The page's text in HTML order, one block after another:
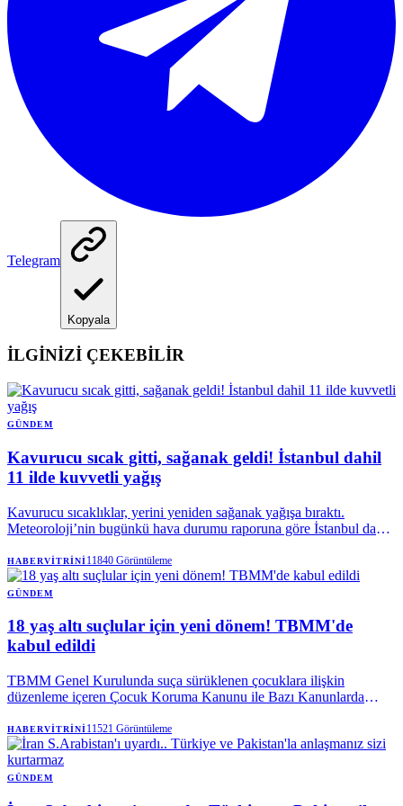
Telegram
Kopyala
İLGİNİZİ ÇEKEBİLİR
GÜNDEM
Kavurucu sıcak gitti, sağanak geldi! İstanbul dahil
11 ilde kuvvetli yağış
Kavurucu sıcaklıklar, yerini yeniden sağanak yağışa bıraktı.
Meteoroloji’nin bugünkü hava durumu raporuna göre İstanbul dahil
illerde kuvvetli olacak? Kaç gün sürecek? İşte son uyarılar…
HABERVITRINI11840 Görüntüleme
GÜNDEM
18 yaş altı suçlular için yeni dönem! TBMM'de
kabul edildi
TBMM Genel Kurulunda suça sürüklenen çocuklara ilişkin
düzenleme içeren Çocuk Koruma Kanunu ile Bazı Kanunlarda
“Suça sürüklenen” yerine “adli süreçteki çocuk” ifadesinin yer aldığı
düzenleme ile cezalar artırıldı. Zanlı, 18 yaşından küçük dahi olsa
müebbetle yargılanabilecek.
HABERVITRINI11521 Görüntüleme
GÜNDEM